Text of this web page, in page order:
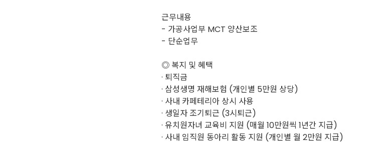
근무내용
- 가공사업부 MCT 양산보조
- 단순업무
◎ 복지 및 혜택
· 퇴직금
· 삼성생명 재해보험 (개인별 5만원 상당)
· 사내 카페테리아 상시 사용
· 생일자 조기퇴근 (3시퇴근)
· 유치원자녀 교육비 지원 (매월 10만원씩 1년간 지급)
· 사내 임직원 동아리 활동 지원 (개인별 월 2만원 지급)